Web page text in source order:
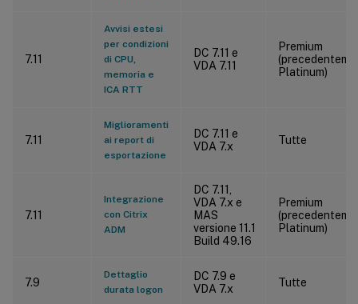
7.11
Avvisi estesi
per condizioni
di CPU,
memoria e
ICA RTT
DC 7.11 e
VDA 7.11
Premium
Platinum)
7.11
Miglioramenti
ai report di
esportazione
DC 7.11 e
VDA 7.x
Tutte
7.11
Integrazione
con Citrix
ADM
DC 7.11,
VDA 7.x e
MAS
versione 11.1
Build 49.16
Premium
Platinum)
7.9
Dettaglio
durata logon
DC 7.9 e
VDA 7.x
Tutte